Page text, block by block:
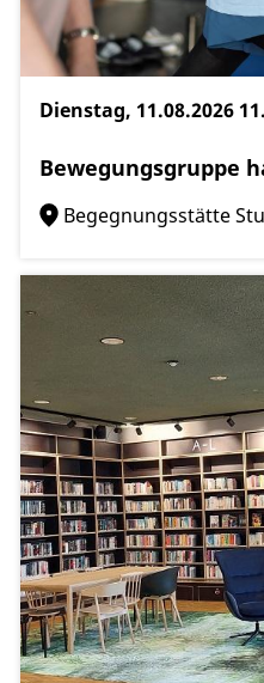
Dienstag, 11.08.2026
Bewegungsgruppe
Begegnungsstätte